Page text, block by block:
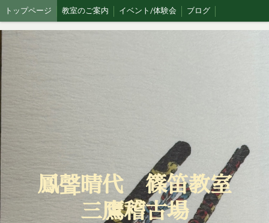
トップページ 教室のご案内 イベント/体験会 ブログ
鳳聲晴代 篠笛教室
三鷹稽古場